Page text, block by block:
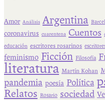
Amor Análisis Argentina
coronavirus cuarentena Cuentos
educación escritores rosarinos
feminismo Ficción Filosofía
literatura Martín Kohan
pandemia poesía Política
Relatos Rosario sociedad